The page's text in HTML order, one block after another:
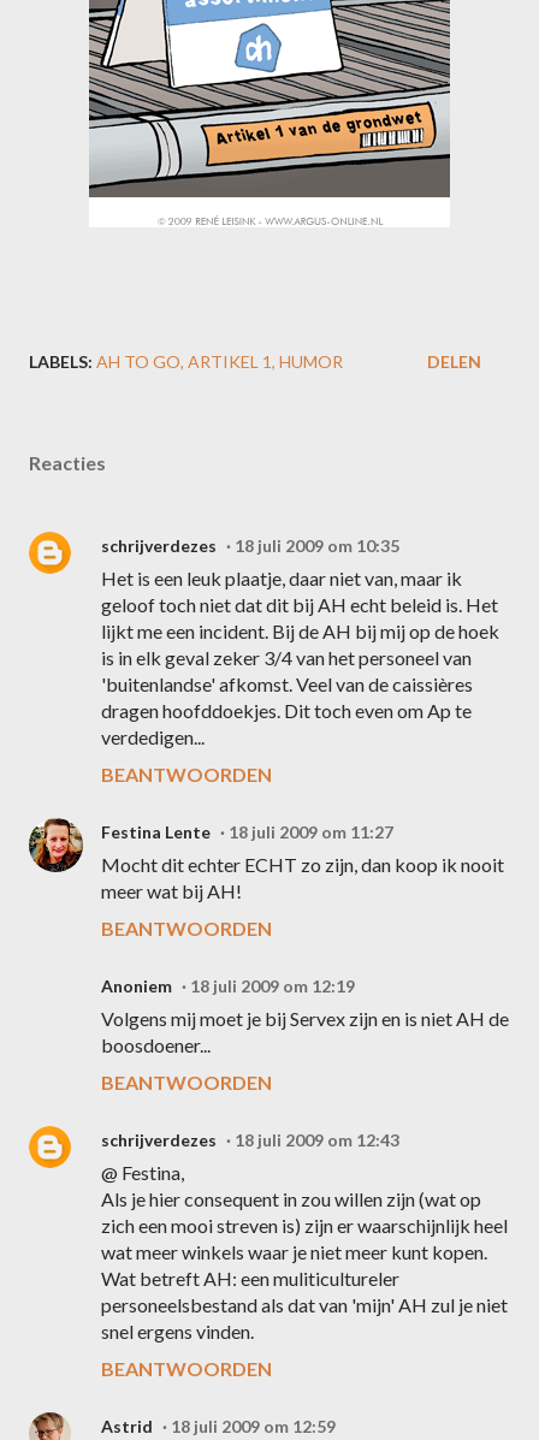
LABELS: AH TO GO ARTIKEL 1 HUMOR DELEN
Reacties
schrijverdezes 18 juli 2009 om 10:35
Het is een leuk plaatje, daar niet van, maar ik
geloof toch niet dat dit bij AH echt beleid is. Het
lijkt me een incident. Bij de AH bij mij op de hoek
is in elk geval zeker 3/4 van het personeel van
'buitenlandse' afkomst. Veel van de caissières
dragen hoofddoekjes. Dit toch even om Ap te
verdedigen...
BEANTWOORDEN
Festina Lente 18 juli 2009 om 11:27
Mocht dit echter ECHT zo zijn, dan koop ik nooit
meer wat bij AH!
BEANTWOORDEN
Anoniem 18 juli 2009 om 12:19
Volgens mij moet je bij Servex zijn en is niet AH de
boosdoener...
BEANTWOORDEN
schrijverdezes 18 juli 2009 om 12:43
@ Festina,
Als je hier consequent in zou willen zijn (wat op
zich een mooi streven is) zijn er waarschijnlijk heel
wat meer winkels waar je niet meer kunt kopen.
Wat betreft AH: een muliticultureler
personeelsbestand als dat van 'mijn' AH zul je niet
snel ergens vinden.
BEANTWOORDEN
Astrid 18 juli 2009 om 12:59